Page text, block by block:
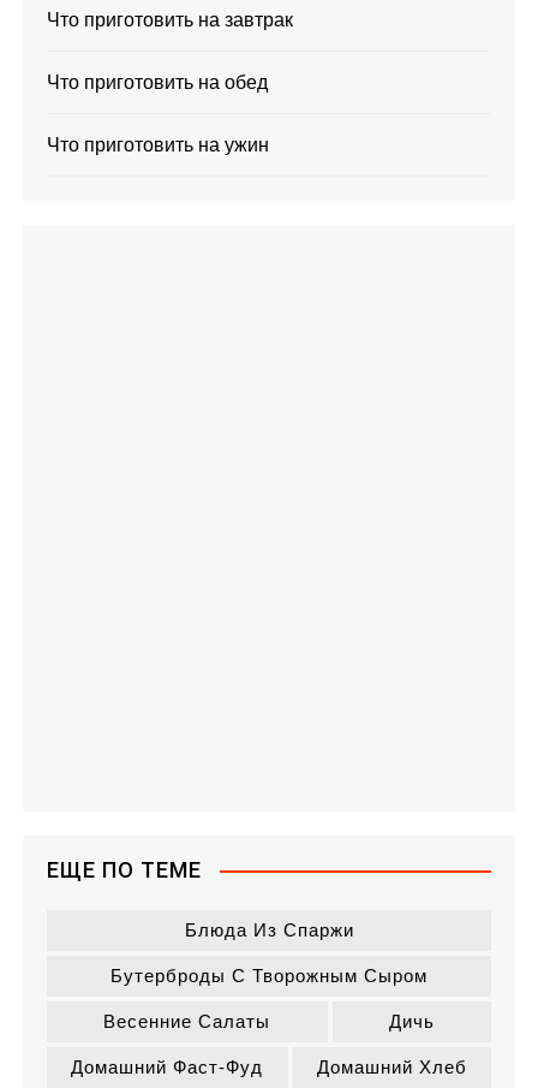
Что приготовить на завтрак
Что приготовить на обед
Что приготовить на ужин
ЕЩЕ ПО ТЕМЕ
Блюда Из Спаржи
Бутерброды С Творожным Сыром
Весенние Салаты Дичь
Домашний Фаст-Фуд Домашний Хлеб